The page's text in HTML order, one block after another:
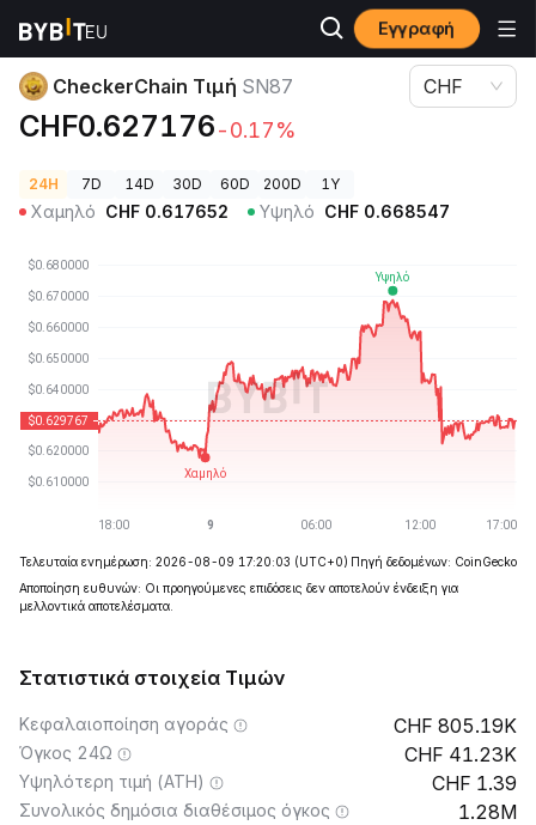
Εγγραφή
Τιμές Κρυπτονομισμάτων CheckerChain Τιμή SN87
CheckerChain Τιμή SN87
CHF0.627176-0.17%
CHF
24H 7D 14D 30D 60D 200D 1Y
Χαμηλό CHF 0.617652 Υψηλό CHF 0.668547
Τελευταία ενημέρωση: 2026-08-09 17:20:03 (UTC+0) Πηγή δεδομένων: CoinGecko
Αποποίηση ευθυνών: Οι προηγούμενες επιδόσεις δεν αποτελούν ένδειξη για
μελλοντικά αποτελέσματα.
Στατιστικά στοιχεία Τιμών
Κεφαλαιοποίηση αγοράς 805.19K
Όγκος 24Ω 41.23K
Υψηλότερη τιμή (ATH) 1.39
Συνολικός δημόσια διαθέσιμος όγκος 1.28M